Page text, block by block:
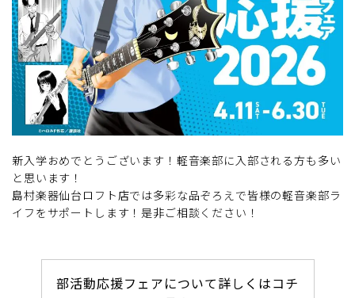
新入学おめでとうございます！軽音楽部に入部される方も多い
と思います！
島村楽器仙台ロフト店では多彩な品ぞろえで皆様の軽音楽部ラ
イフをサポートします！是非ご相談ください！
部活動応援フェアについて詳しくはコチ